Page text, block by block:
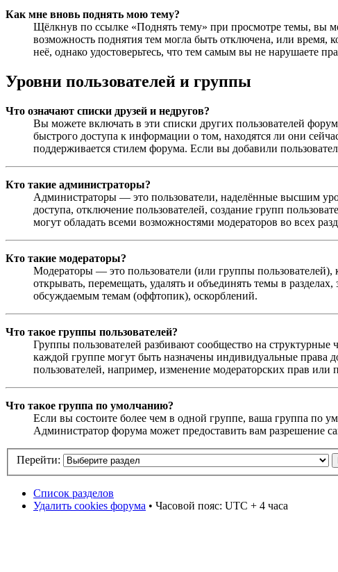
Как мне вновь поднять мою тему?
Щёлкнув по ссылке «Поднять тему» при просмотре темы, вы
возможность поднятия тем могла быть отключена, или
неё, однако удостоверьтесь, что тем самым вы не нарушаете
Уровни пользователей и группы
Что означают списки друзей и недругов?
Вы можете включать в эти списки других пользователей
быстрого доступа к информации о том, находятся ли они
поддерживается стилем форума. Если вы добавили
Кто такие администраторы?
Администраторы — это пользователи, наделённые высшим
доступа, отключение пользователей, создание групп
могут обладать всеми возможностями модераторов во всех
Кто такие модераторы?
Модераторы — это пользователи (или группы
открывать, перемещать, удалять и объединять темы в
обсуждаемым темам (оффтопик), оскорблений.
Что такое группы пользователей?
Группы пользователей разбивают сообщество на
каждой группе могут быть назначены индивидуальные права
пользователей, например, изменение модераторских прав или
Что такое группа по умолчанию?
Если вы состоите более чем в одной группе, ваша группа по
Администратор форума может предоставить вам разрешение
Перейти:
Список разделов
Удалить cookies форума • Часовой пояс: UTC + 4 часа